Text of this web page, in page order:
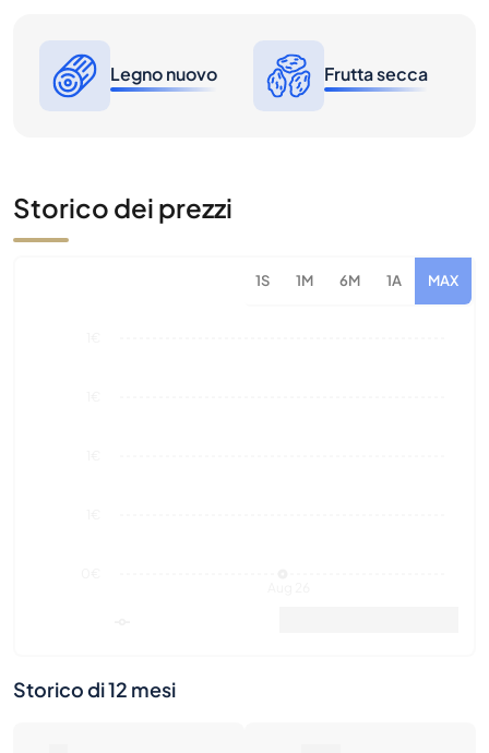
Legno nuovo Frutta secca
Storico dei prezzi
1S 1M 6M 1A MAX
Storico di 12 mesi